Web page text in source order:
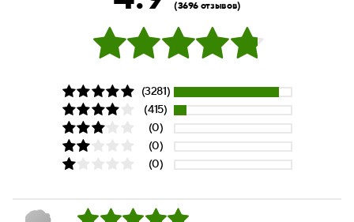
(3696 отзывов)
(3281)
(415)
(0)
(0)
(0)